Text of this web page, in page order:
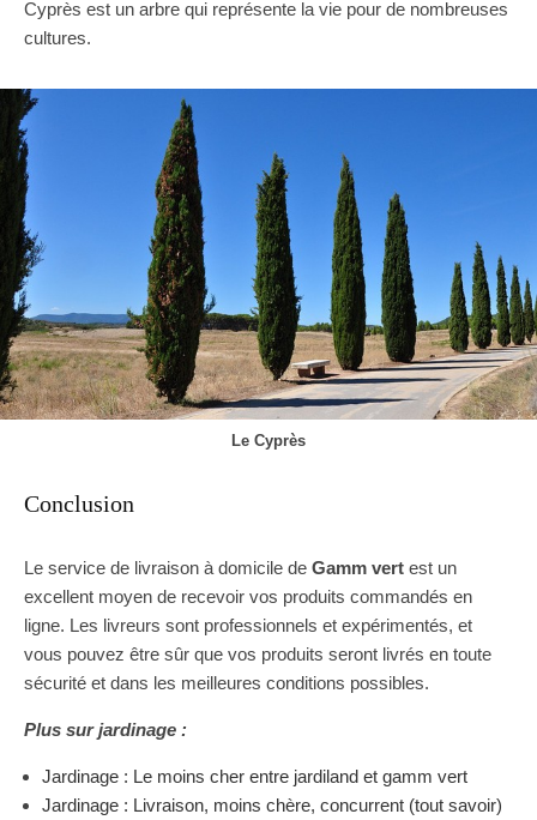
Cyprès est un arbre qui représente la vie pour de nombreuses
cultures.
Le Cyprès
Conclusion
Le service de livraison à domicile de Gamm vert est un
excellent moyen de recevoir vos produits commandés en
ligne. Les livreurs sont professionnels et expérimentés, et
vous pouvez être sûr que vos produits seront livrés en toute
sécurité et dans les meilleures conditions possibles.
Plus sur jardinage :
Jardinage : Le moins cher entre jardiland et gamm vert
Jardinage : Livraison, moins chère, concurrent (tout savoir)